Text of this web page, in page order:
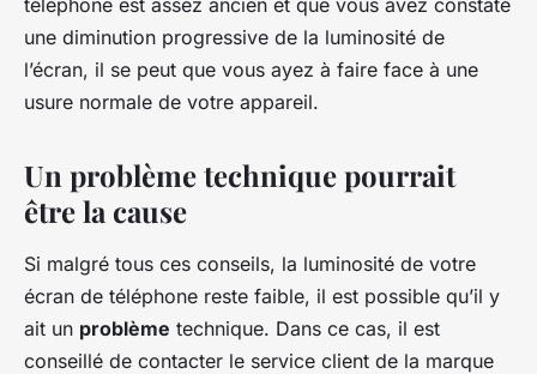
téléphone est assez ancien et que vous avez constaté
une diminution progressive de la luminosité de
l’écran, il se peut que vous ayez à faire face à une
usure normale de votre appareil.
Un problème technique pourrait
être la cause
Si malgré tous ces conseils, la luminosité de votre
écran de téléphone reste faible, il est possible qu’il y
ait un problème technique. Dans ce cas, il est
conseillé de contacter le service client de la marque